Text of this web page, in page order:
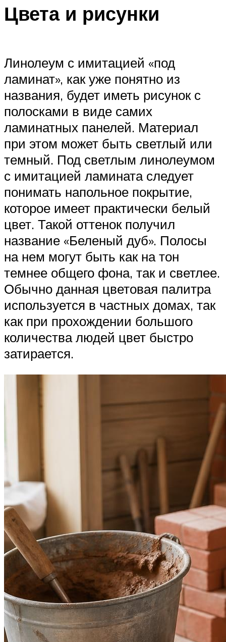
Цвета и рисунки
Линолеум с имитацией «под
ламинат», как уже понятно из
названия, будет иметь рисунок с
полосками в виде самих
ламинатных панелей. Материал
при этом может быть светлый или
темный. Под светлым линолеумом
с имитацией ламината следует
понимать напольное покрытие,
которое имеет практически белый
цвет. Такой оттенок получил
название «Беленый дуб». Полосы
на нем могут быть как на тон
темнее общего фона, так и светлее.
Обычно данная цветовая палитра
используется в частных домах, так
как при прохождении большого
количества людей цвет быстро
затирается.